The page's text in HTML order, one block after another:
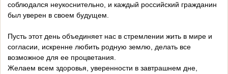
соблюдался неукоснительно, и каждый российский гражданин
был уверен в своем будущем.
Пусть этот день объединяет нас в стремлении жить в мире и
согласии, искренне любить родную землю, делать все
возможное для ее процветания.
Желаем всем здоровья, уверенности в завтрашнем дне,